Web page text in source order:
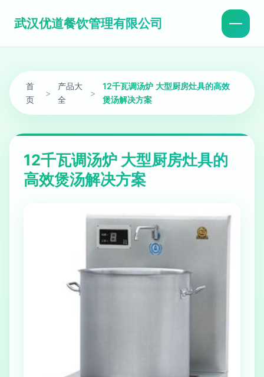
武汉优道餐饮管理有限公司
首
页
>
产品大
全
>
12千瓦调汤炉 大型厨房灶具的高效
煲汤解决方案
12千瓦调汤炉 大型厨房灶具的
高效煲汤解决方案